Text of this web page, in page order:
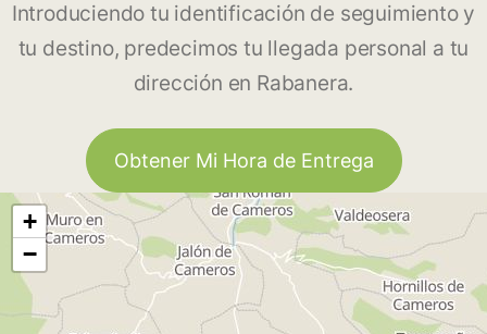
Introduciendo tu identificación de seguimiento y
tu destino, predecimos tu llegada personal a tu
dirección en Rabanera.
Obtener Mi Hora de Entrega
+
−